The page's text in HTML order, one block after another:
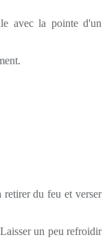
avec la pointe d'un
du feu et verser
un peu refroidir